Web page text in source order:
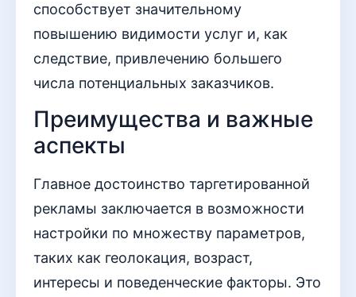
способствует значительному
повышению видимости услуг и, как
следствие, привлечению большего
числа потенциальных заказчиков.
Преимущества и важные
аспекты
Главное достоинство таргетированной
рекламы заключается в возможности
настройки по множеству параметров,
таких как геолокация, возраст,
интересы и поведенческие факторы. Это